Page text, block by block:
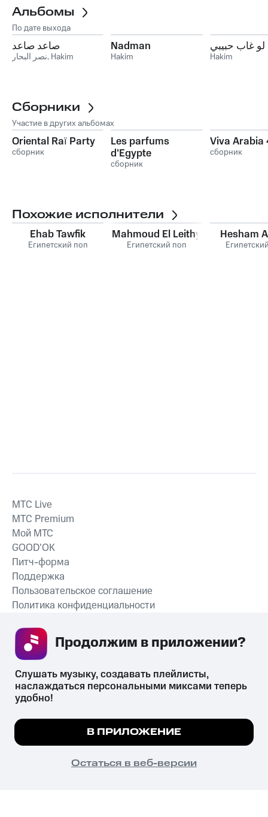
Альбомы
По дате выхода
صاعد صاعد
نصر البحار, Hakim
Nadman
Hakim
لو غاب حبيبي
Hakim
Сборники
Участие в других альбомах
Oriental Raï Party
сборник
Les parfums
d'Egypte
сборник
Viva Arabia
сборник
Похожие исполнители
Ehab Tawfik
Египетский поп
Mahmoud El Leithy
Египетский поп
Hesham
СКАЧАТЬ ПРИЛОЖЕНИЕ
MTС Live
MTС Premium
Мой МТС
GOOD’OK
Питч-форма
Поддержка
Пользовательское соглашение
Политика конфиденциальности
психотропных веществ, их аналогов причиняет вред здоровью,
их незаконный оборот запрещён и влечёт установленную
законодательством ответственность.
© 2026 ООО «КИОН».
Все права защищены
Мы используем куки, чтобы на сайте все
Подробнее
ПОНЯТНО
Слушать музыку, создавать плейлисты,
наслаждаться персональными миксами теперь
удобно!
В ПРИЛОЖЕНИЕ
Остаться в веб-версии